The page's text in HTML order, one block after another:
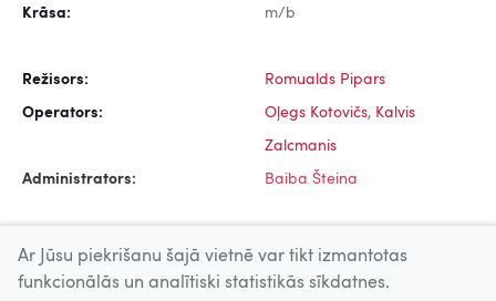
Krāsa: m/b
Režisors: Romualds Pipars
Operators: Oļegs Kotovičs, Kalvis
Zalcmanis
Administrators: Baiba Šteina
Ar Jūsu piekrišanu šajā vietnē var tikt izmantotas
funkcionālās un analītiski statistikās sīkdatnes.